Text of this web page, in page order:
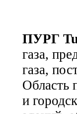
ПУРГ
газа,
газа,
Область
и